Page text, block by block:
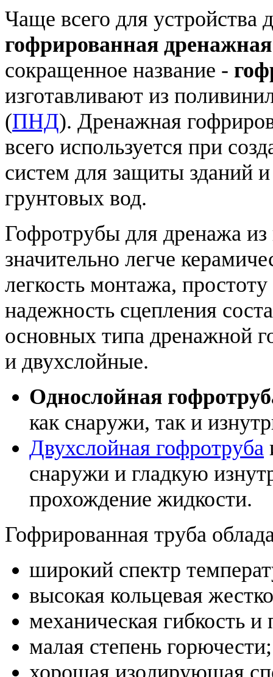
Чаще всего для устройства
гофрированная
сокращенное название -
изготавливают из
(ПНД). Дренажная
всего используется при
систем для защиты зданий
грунтовых вод.
Гофротрубы для дренажа
значительно легче
легкость монтажа,
надежность сцепления
основных типа дренажной
и двухслойные.
Однослойная
как снаружи, так и
Двухслойная гофротруба
снаружи и гладкую
прохождение жидкости.
Гофрированная труба
широкий спектр
высокая кольцевая
механическая гибкость и
малая степень горючести;
хорошая изолирующая